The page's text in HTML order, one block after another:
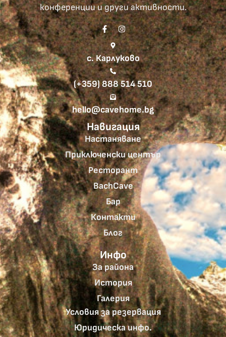
конференции и други активности.
с. Карлуково
(+359) 888 514 510
hello@cavehome.bg
Навигация
Настаняване
Приключенски център
Ресторант
BachCave
Бар
Контакти
Блог
Инфо
За района
История
Галерия
Условия за резервация
Юридическа инфо.